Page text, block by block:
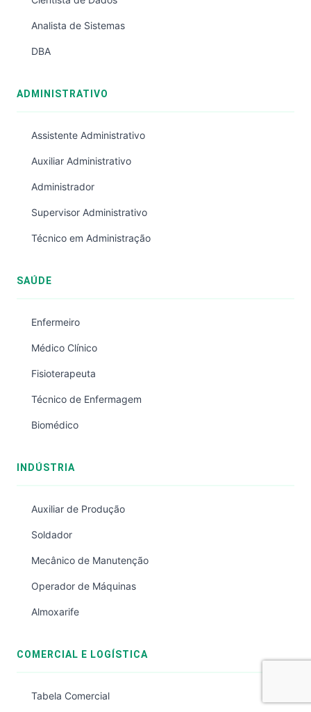
Analista de Sistemas
DBA
ADMINISTRATIVO
Assistente Administrativo
Auxiliar Administrativo
Administrador
Supervisor Administrativo
Técnico em Administração
SAÚDE
Enfermeiro
Médico Clínico
Fisioterapeuta
Técnico de Enfermagem
Biomédico
INDÚSTRIA
Auxiliar de Produção
Soldador
Mecânico de Manutenção
Operador de Máquinas
Almoxarife
COMERCIAL E LOGÍSTICA
Tabela Comercial